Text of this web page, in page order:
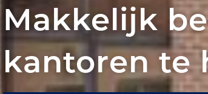
Makkelijk
kantoren te